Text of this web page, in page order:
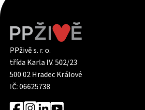
PPživě s. r. o.
třída Karla IV. 502/23
500 02 Hradec Králové
IČ: 06625738